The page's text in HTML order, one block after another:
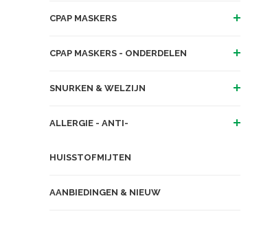
CPAP MASKERS
CPAP MASKERS - ONDERDELEN
SNURKEN & WELZIJN
ALLERGIE - ANTI-
HUISSTOFMIJTEN
AANBIEDINGEN & NIEUW